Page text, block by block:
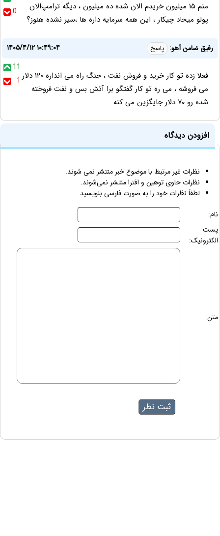
0
منم ۱۵ میلیون خریدم الان شده ده میلیون ، دیگه ترامپ‌الان
پولو میحاد چیکار ، این همه سرمایه داره ها ،سیر نشده هنوز؟
رفیق ضامن آهو: پاسخ
۱۴۰۵/۴/۱۲ ۱۰:۴۹:۰۴
11
1 فعلا زده تو کار خرید و فروش نفت ، جنگ راه می انداره ۱۲۰ دلار
می فروشه ، می ره تو کار گفتگو برا آتش بس و نفت فروخته
شده رو ۷۰ دلار جایگزین می کنه
افزودن دیدگاه
نظرات غیر مرتبط با موضوع خبر منتشر نمی شوند.
نظرات حاوی توهین و افترا منتشر نمی‌شوند.
لطفاً نظرات خود را به صورت فارسی بنویسید.
نام:
پست
الکترونیک:
متن: